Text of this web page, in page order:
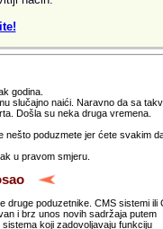
godina.
slučajno naići. Naravno da sa
Došla su neka druga vremena.
nešto poduzmete jer ćete svakim
u pravom smjeru.
druge poduzetnike. CMS sistemi ili
i brz unos novih sadržaja putem
koji zadovoljavaju funkciju